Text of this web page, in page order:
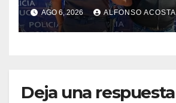
AGO 6, 2026 ALFONSO ACOSTA
Deja una respuesta